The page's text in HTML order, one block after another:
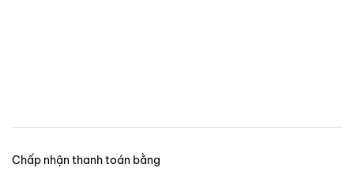
Chấp nhận thanh toán bằng